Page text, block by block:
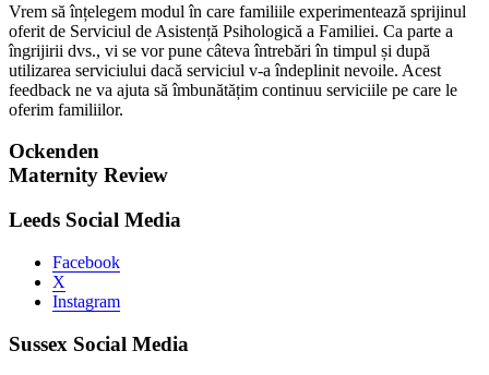
Vrem să înțelegem modul în care familiile experimentează sprijinul
oferit de Serviciul de Asistență Psihologică a Familiei. Ca parte a
îngrijirii dvs., vi se vor pune câteva întrebări în timpul și după
utilizarea serviciului dacă serviciul v-a îndeplinit nevoile. Acest
feedback ne va ajuta să îmbunătățim continuu serviciile pe care le
oferim familiilor.
Ockenden
Maternity Review
Leeds Social Media
Facebook
X
Instagram
Sussex Social Media